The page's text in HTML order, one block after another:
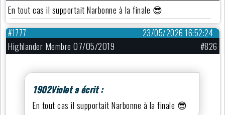
En tout cas il supportait Narbonne à la finale 😎
23/05/2026 16:52:24
#1777
Highlander Membre 07/05/2019 #826
1902Violet a écrit :
En tout cas il supportait Narbonne à la finale 😎